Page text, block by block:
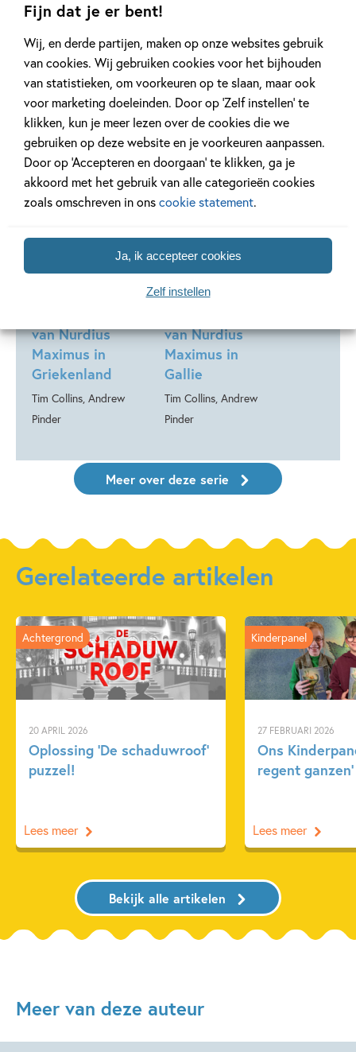
Fijn dat je er bent!
Wij, en derde partijen, maken op onze websites gebruik
van cookies. Wij gebruiken cookies voor het bijhouden
van statistieken, om voorkeuren op te slaan, maar ook
voor marketing doeleinden. Door op ‘Zelf instellen’ te
klikken, kun je meer lezen over de cookies die we
gebruiken op deze website en je voorkeuren aanpassen.
Door op ‘Accepteren en doorgaan’ te klikken, ga je
akkoord met het gebruik van alle categorieën cookies
zoals omschreven in onscookie statement.
Ja, ik accepteer cookies
Zelf instellen
Andere boeken uit de serie 'Nurdius
Maximus'
Deel 7
van Nurdius
Maximus in
Griekenland
Tim Collins, Andrew
Pinder
Deel 5
Nurdius Maximus
van Nurdius
Maximus in
Gallie
Tim Collins, Andrew
Pinder
E-book
Meer over deze serie
Gerelateerde artikelen
20 APRIL 2026
Oplossing ‘De schaduwroof’
puzzel!
Achtergrond
Lees meer
27 FEBRUARI 2026
Ons
regent ganzen’
Kinderpanel
Lees meer
Bekijk alle artikelen
Meer van deze auteur